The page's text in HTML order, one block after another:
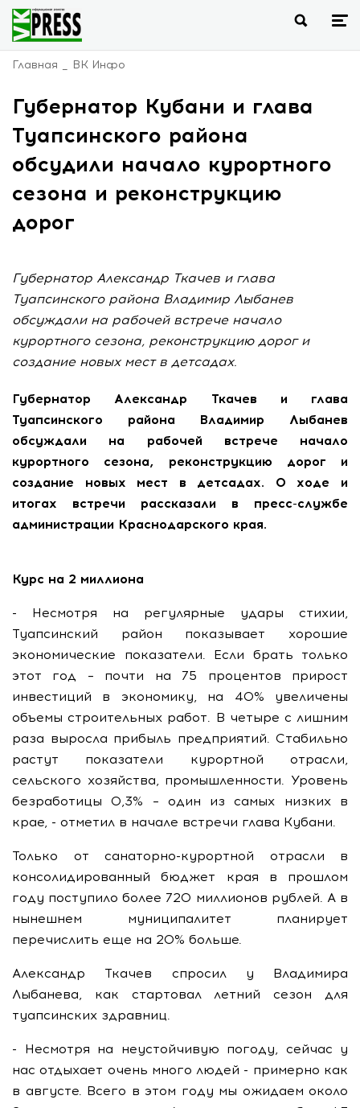
Главная ВК Инфо
Губернатор Кубани и глава
Туапсинского района
обсудили начало курортного
сезона и реконструкцию
дорог
Губернатор Александр Ткачев и глава
Туапсинского района Владимир Лыбанев
обсуждали на рабочей встрече начало
курортного сезона, реконструкцию дорог и
создание новых мест в детсадах.
Губернатор Александр Ткачев и глава
Туапсинского района Владимир Лыбанев
обсуждали на рабочей встрече начало
курортного сезона, реконструкцию дорог и
создание новых мест в детсадах. О ходе и
итогах встречи рассказали в пресс-службе
администрации Краснодарского края.
Курс на 2 миллиона
- Несмотря на регулярные удары стихии,
Туапсинский район показывает хорошие
экономические показатели. Если брать только
этот год – почти на 75 процентов прирост
инвестиций в экономику, на 40% увеличены
объемы строительных работ. В четыре с лишним
раза выросла прибыль предприятий. Стабильно
растут показатели курортной отрасли,
сельского хозяйства, промышленности. Уровень
безработицы 0,3% – один из самых низких в
крае, - отметил в начале встречи глава Кубани.
Только от санаторно-курортной отрасли в
консолидированный бюджет края в прошлом
году поступило более 720 миллионов рублей. А в
нынешнем муниципалитет планирует
перечислить еще на 20% больше.
Александр Ткачев спросил у Владимира
Лыбанева, как стартовал летний сезон для
туапсинских здравниц.
- Несмотря на неустойчивую погоду, сейчас у
нас отдыхает очень много людей - примерно как
в августе. Всего в этом году мы ожидаем около